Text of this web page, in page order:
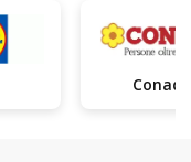
Conad